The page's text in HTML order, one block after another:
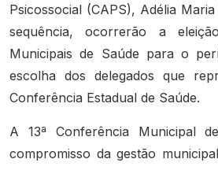
Psicossocial (CAPS), Adélia
sequência, ocorrerão a
Municipais de Saúde para o
escolha dos delegados que
Conferência Estadual de Saúde.
A 13ª Conferência Municipal
compromisso da gestão